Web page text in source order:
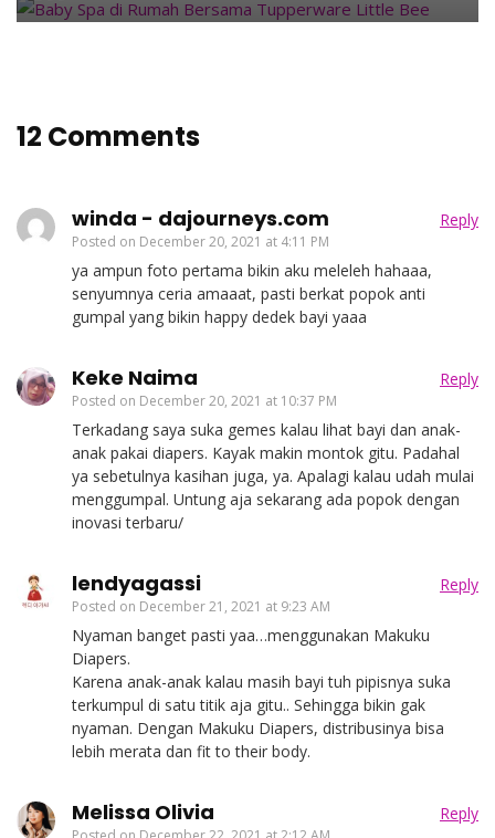
12 Comments
winda - dajourneys.com
Posted on December 20, 2021 at 4:11 PM
Reply
ya ampun foto pertama bikin aku meleleh hahaaa,
senyumnya ceria amaaat, pasti berkat popok anti
gumpal yang bikin happy dedek bayi yaaa
Keke Naima
Posted on December 20, 2021 at 10:37 PM
Reply
Terkadang saya suka gemes kalau lihat bayi dan anak-
anak pakai diapers. Kayak makin montok gitu. Padahal
ya sebetulnya kasihan juga, ya. Apalagi kalau udah mulai
menggumpal. Untung aja sekarang ada popok dengan
inovasi terbaru/
lendyagassi
Posted on December 21, 2021 at 9:23 AM
Reply
Nyaman banget pasti yaa…menggunakan Makuku
Diapers.
Karena anak-anak kalau masih bayi tuh pipisnya suka
terkumpul di satu titik aja gitu.. Sehingga bikin gak
nyaman. Dengan Makuku Diapers, distribusinya bisa
lebih merata dan fit to their body.
Melissa Olivia Reply